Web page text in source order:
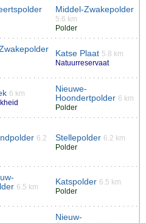
Middel-Zwakepolder
5.6 km
Polder
Katse Plaat 5.8 km
Natuurreservaat
6 km
Nieuwe-
Hoondertpolder 6 km
Polder
6.2
Stellepolder 6.2 km
Polder
6.5 km
Katspolder 6.5 km
Polder
Nieuw-